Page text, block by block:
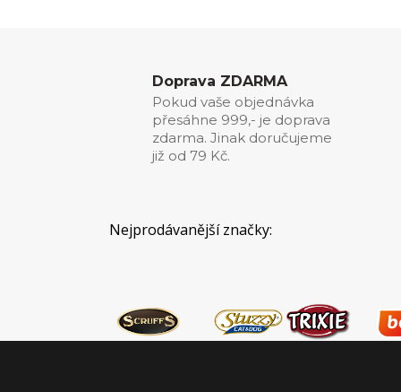
Doprava ZDARMA
Pokud vaše objednávka
přesáhne 999,- je doprava
zdarma. Jinak doručujeme
již od 79 Kč.
Nejprodávanější značky: